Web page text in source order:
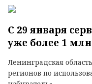
С 29 января
уже более 1
Ленинградская
регионов по